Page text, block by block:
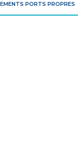
PORTS PROPRES